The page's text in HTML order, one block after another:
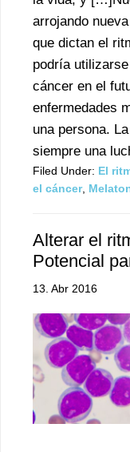
arrojando
que dictan el
podría
cáncer en el
enfermedades
una persona.
siempre una
Filed Under: El
el cáncer,
Alterar el
Potencial
13. Abr 2016